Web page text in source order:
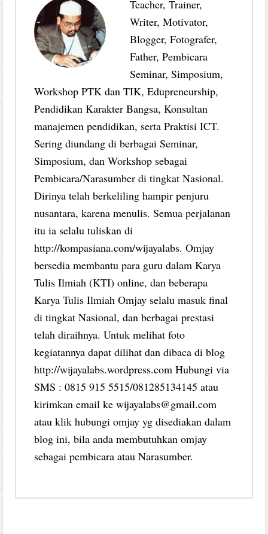
Teacher, Trainer,
Writer, Motivator,
Blogger, Fotografer,
Father, Pembicara
Seminar, Simposium,
Workshop PTK dan TIK, Edupreneurship,
Pendidikan Karakter Bangsa, Konsultan
manajemen pendidikan, serta Praktisi ICT.
Sering diundang di berbagai Seminar,
Simposium, dan Workshop sebagai
Pembicara/Narasumber di tingkat Nasional.
Dirinya telah berkeliling hampir penjuru
nusantara, karena menulis. Semua perjalanan
itu ia selalu tuliskan di
http://kompasiana.com/wijayalabs. Omjay
bersedia membantu para guru dalam Karya
Tulis Ilmiah (KTI) online, dan beberapa
Karya Tulis Ilmiah Omjay selalu masuk final
di tingkat Nasional, dan berbagai prestasi
telah diraihnya. Untuk melihat foto
kegiatannya dapat dilihat dan dibaca di blog
http://wijayalabs.wordpress.com Hubungi via
SMS : 0815 915 5515/081285134145 atau
kirimkan email ke wijayalabs@gmail.com
atau klik hubungi omjay yg disediakan dalam
blog ini, bila anda membutuhkan omjay
sebagai pembicara atau Narasumber.